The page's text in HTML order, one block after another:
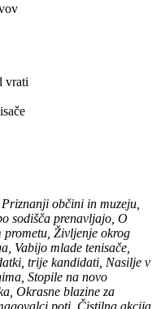
vrati
občini in muzeju,
sodišča prenavljajo, O
Življenje okrog
Vabijo mlade tenisače,
trije kandidati, Nasilje v
Stopile na novo
Okrasne blazine za